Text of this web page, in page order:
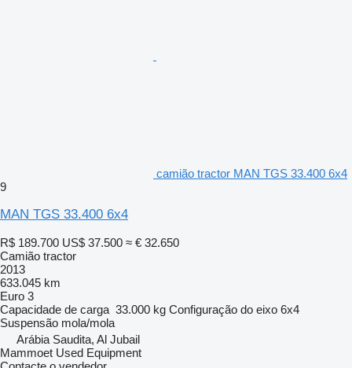
camião tractor MAN TGS 33.400 6x4
9
MAN TGS 33.400 6x4
R$ 189.700 US$ 37.500 ≈ € 32.650
Camião tractor
2013
633.045 km
Euro 3
Capacidade de carga 33.000 kg Configuração do eixo 6x4
Suspensão mola/mola
Arábia Saudita, Al Jubail
Mammoet Used Equipment